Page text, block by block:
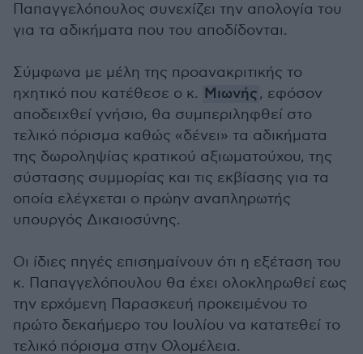
Παπαγγελόπουλος συνεχίζει την απολογία του
για τα αδικήματα που του αποδίδονται.
Σύμφωνα με μέλη της προανακριτικής το
ηχητικό που κατέθεσε ο κ. Μιωνής, εφόσον
αποδειχθεί γνήσιο, θα συμπεριληφθεί στο
τελικό πόρισμα καθώς «δένει» τα αδικήματα
της δωροληψίας κρατικού αξιωματούχου, της
σύστασης συμμορίας και τις εκβίασης για τα
οποία ελέγχεται ο πρώην αναπληρωτής
υπουργός Δικαιοσύνης.
Οι ίδιες πηγές επισημαίνουν ότι η εξέταση του
κ. Παπαγγελόπουλου θα έχει ολοκληρωθεί εως
την ερχόμενη Παρασκευή προκειμένου το
πρώτο δεκαήμερο του Ιουλίου να κατατεθεί το
τελικό πόρισμα στην Ολομέλεια.